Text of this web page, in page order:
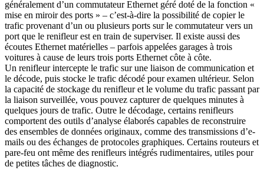
généralement d’un commutateur Ethernet géré doté de la fonction «
mise en miroir des ports » – c’est-à-dire la possibilité de copier le
trafic provenant d’un ou plusieurs ports sur le commutateur vers un
port que le renifleur est en train de superviser. Il existe aussi des
écoutes Ethernet matérielles – parfois appelées garages à trois
voitures à cause de leurs trois ports Ethernet côte à côte.
Un renifleur intercepte le trafic sur une liaison de communication et
le décode, puis stocke le trafic décodé pour examen ultérieur. Selon
la capacité de stockage du renifleur et le volume du trafic passant par
la liaison surveillée, vous pouvez capturer de quelques minutes à
quelques jours de trafic. Outre le décodage, certains renifleurs
comportent des outils d’analyse élaborés capables de reconstruire
des ensembles de données originaux, comme des transmissions d’e-
mails ou des échanges de protocoles graphiques. Certains routeurs et
pare-feu ont même des renifleurs intégrés rudimentaires, utiles pour
de petites tâches de diagnostic.